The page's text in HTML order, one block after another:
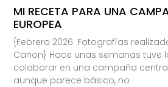
MI RECETA PARA UNA
EUROPEA
{Febrero 2026. Fotografías
Canon} Hace unas semanas tuve
colaborar en una campaña
aunque parece básico, no